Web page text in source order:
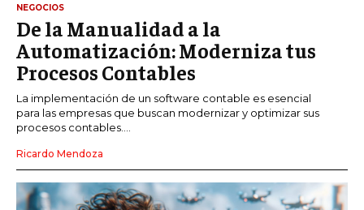
NEGOCIOS
De la Manualidad a la
Automatización: Moderniza tus
Procesos Contables
La implementación de un software contable es esencial
para las empresas que buscan modernizar y optimizar sus
procesos contables....
Ricardo Mendoza